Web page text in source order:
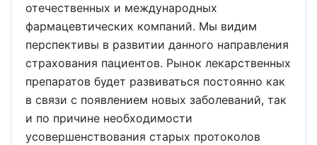
отечественных и международных
фармацевтических компаний. Мы видим
перспективы в развитии данного направления
страхования пациентов. Рынок лекарственных
препаратов будет развиваться постоянно как
в связи с появлением новых заболеваний, так
и по причине необходимости
усовершенствования старых протоколов